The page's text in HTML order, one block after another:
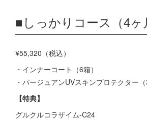
■しっかりコース（4ヶ
¥55,320（税込）
・インナーコート（6箱）
・パージュアンUVスキンプロテクター（
【特典】
グルクルコラザイム-C24